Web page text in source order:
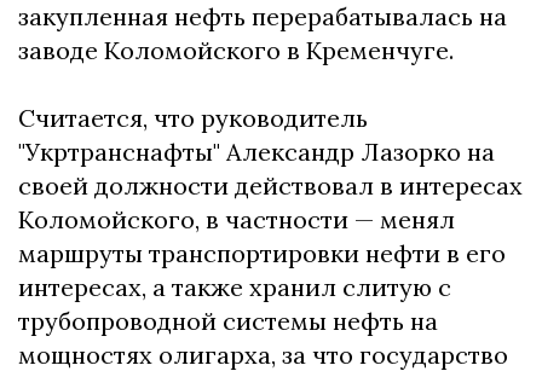
закупленная нефть перерабатывалась на
заводе Коломойского в Кременчуге.
Считается, что руководитель
"Укртранснафты" Александр Лазорко на
своей должности действовал в интересах
Коломойского, в частности — менял
маршруты транспортировки нефти в его
интересах, а также хранил слитую с
трубопроводной системы нефть на
мощностях олигарха, за что государство